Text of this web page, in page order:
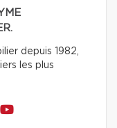
depuis 1982,
les plus